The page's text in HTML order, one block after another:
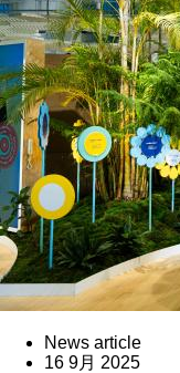
News article
16 9月 2025